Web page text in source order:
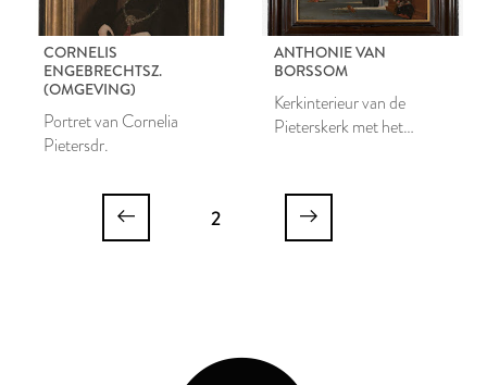
CORNELIS
ENGEBRECHTSZ.
(OMGEVING)
Portret van Cornelia
Pietersdr.
ANTHONIE VAN
BORSSOM
Kerkinterieur van de
Pieterskerk met het
uit de Hooglandse Kerk,
Leiden
2